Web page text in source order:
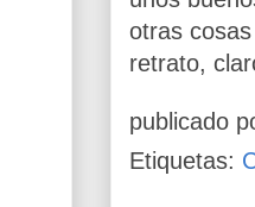
otras
retrato,
publicado
Etiquetas: